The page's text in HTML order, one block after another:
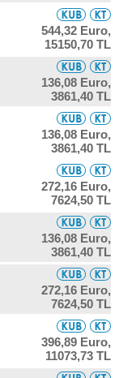
544,32 Euro,
15150,70 TL
136,08 Euro,
3861,40 TL
136,08 Euro,
3861,40 TL
272,16 Euro,
7624,50 TL
136,08 Euro,
3861,40 TL
272,16 Euro,
7624,50 TL
396,89 Euro,
11073,73 TL